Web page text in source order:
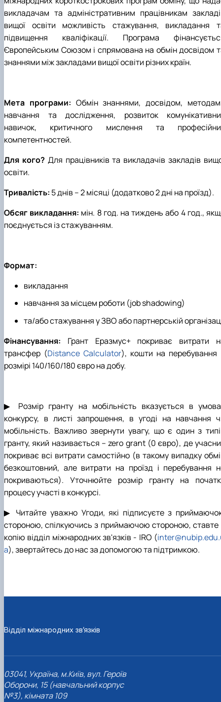
викладачам та адміністративним працівникам
вищої освіти можливість стажування, викладання
підвищення кваліфікації. Програма
Європейським Союзом і спрямована на обмін досвідом
знаннями між закладами вищої освіти різних країн.
Мета програми: Обмін знаннями, досвідом,
навчання та дослідження, розвиток
навичок, критичного мислення та
компетентностей.
Для кого? Для працівників та викладачів закладів
освіти.
Тривалість: 5 днів – 2 місяці (додатково 2 дні на проїзд).
Обсяг викладання: мін. 8 год. на тиждень або 4 год.,
поєднується із стажуванням.
Формат:
викладання
навчання за місцем роботи (job shadowing)
та/або стажування у ЗВО або партнерській
Фінансування: Грант Еразмус+ покриває витрати
трансфер (Distance Calculator), кошти на перебування
розмірі 140/160/180 євро на добу.
▶ Розмір гранту на мобільність вказується в
конкурсу, в листі запрошення, в угоді на навчання
мобільність. Важливо звернути увагу, що є один з
гранту, який називається – zero grant (0 євро), де
покриває всі витрати самостійно (в такому випадку
безкоштовний, але витрати на проїзд і перебування
покриваються). Уточнюйте розмір гранту на
процесу участі в конкурсі.
▶ Читайте уважно Угоди, які підписуєте з
стороною, спілкуючись з приймаючою стороною, ставте
копію відділ міжнародних зв'язків - IRO (
a), звертайтесь до нас за допомогою та підтримкою.
Відділ міжнародних зв’язків
03041, Україна, м.Київ, вул. Героїв
Оборони, 15 (навчальний корпус
№3), кімната 109